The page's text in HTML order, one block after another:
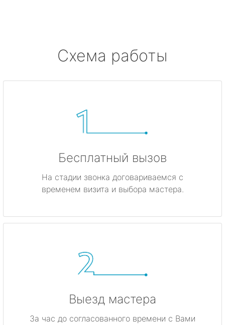
Схема работы
Бесплатный вызов
На стадии звонка договариваемся с
временем визита и выбора мастера.
Выезд мастера
За час до согласованного времени с Вами